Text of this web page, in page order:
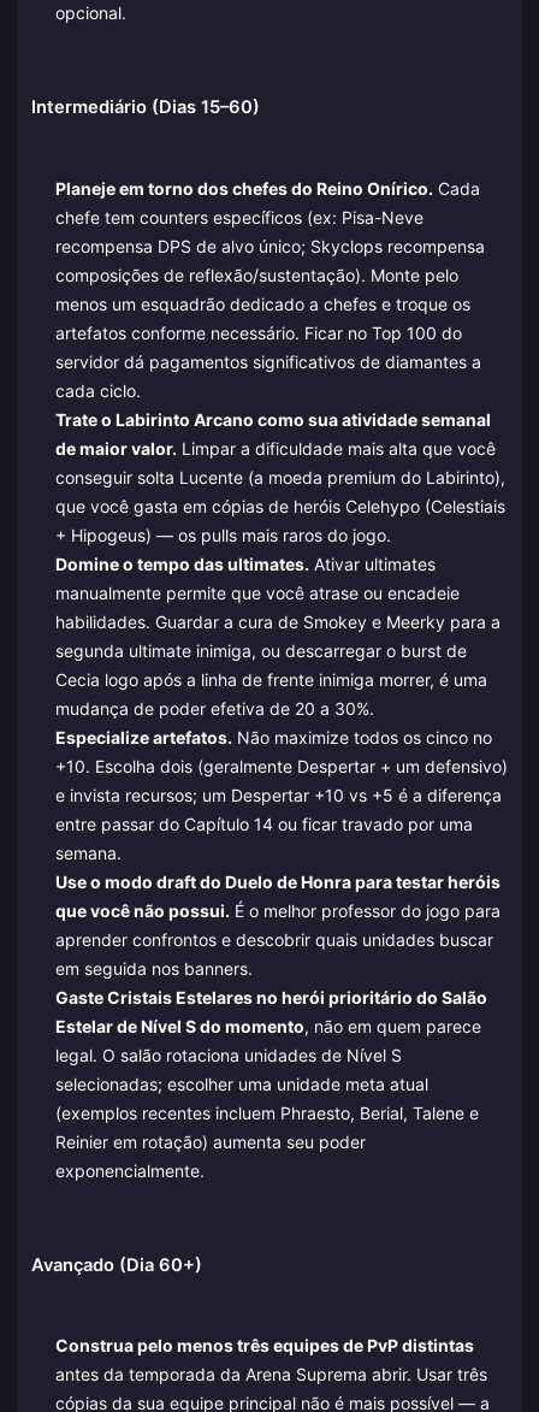
opcional.
Intermediário (Dias 15–60)
Planeje em torno dos chefes do Reino Onírico. Cada
chefe tem counters específicos (ex: Pisa-Neve
recompensa DPS de alvo único; Skyclops recompensa
composições de reflexão/sustentação). Monte pelo
menos um esquadrão dedicado a chefes e troque os
artefatos conforme necessário. Ficar no Top 100 do
servidor dá pagamentos significativos de diamantes a
cada ciclo.
Trate o Labirinto Arcano como sua atividade semanal
de maior valor. Limpar a dificuldade mais alta que você
conseguir solta Lucente (a moeda premium do Labirinto),
que você gasta em cópias de heróis Celehypo (Celestiais
+ Hipogeus) — os pulls mais raros do jogo.
Domine o tempo das ultimates. Ativar ultimates
manualmente permite que você atrase ou encadeie
habilidades. Guardar a cura de Smokey e Meerky para a
segunda ultimate inimiga, ou descarregar o burst de
Cecia logo após a linha de frente inimiga morrer, é uma
mudança de poder efetiva de 20 a 30%.
Especialize artefatos. Não maximize todos os cinco no
+10. Escolha dois (geralmente Despertar + um defensivo)
e invista recursos; um Despertar +10 vs +5 é a diferença
entre passar do Capítulo 14 ou ficar travado por uma
semana.
Use o modo draft do Duelo de Honra para testar heróis
que você não possui. É o melhor professor do jogo para
aprender confrontos e descobrir quais unidades buscar
em seguida nos banners.
Gaste Cristais Estelares no herói prioritário do Salão
Estelar de Nível S do momento, não em quem parece
legal. O salão rotaciona unidades de Nível S
selecionadas; escolher uma unidade meta atual
(exemplos recentes incluem Phraesto, Berial, Talene e
Reinier em rotação) aumenta seu poder
exponencialmente.
Avançado (Dia 60+)
Construa pelo menos três equipes de PvP distintas
antes da temporada da Arena Suprema abrir. Usar três
cópias da sua equipe principal não é mais possível — a